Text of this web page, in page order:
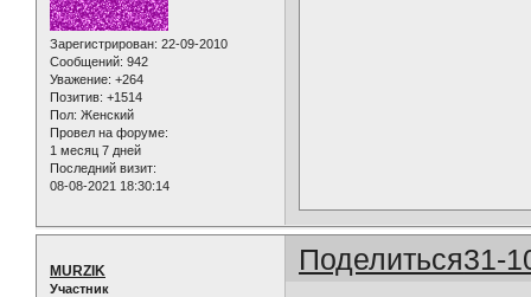
Зарегистрирован: 22-09-2010
Сообщений: 942
Уважение: +264
Позитив: +1514
Пол: Женский
Провел на форуме:
1 месяц 7 дней
Последний визит:
08-08-2021 18:30:14
Поделиться31-
MURZIK
Участник